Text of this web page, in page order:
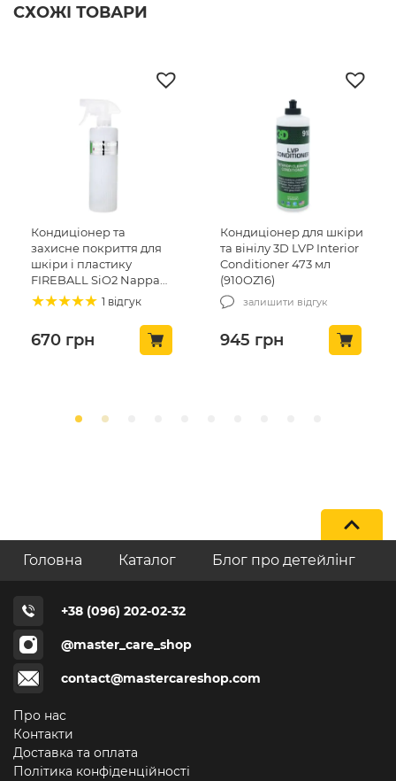
СХОЖІ ТОВАРИ
Кондиціонер та
захисне покриття для
шкіри і пластику
FIREBALL SiO2 Nappa
Coat 500мл (215048)
1 відгук
670 грн
Кондиціонер для шкіри
та вінілу 3D LVP Interior
Conditioner 473 мл
(910OZ16)
залишити відгук
945 грн
Головна Каталог Блог про детейлінг
+38 (096) 202-02-32
@master_care_shop
contact@mastercareshop.com
Про нас
Контакти
Доставка та оплата
Політика конфіденційності